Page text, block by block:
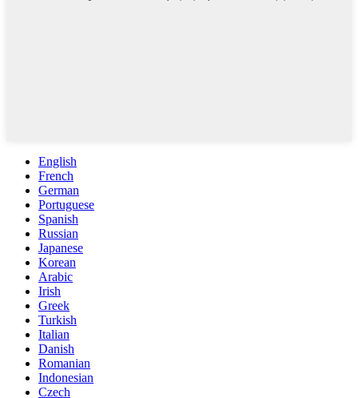
English
French
German
Portuguese
Spanish
Russian
Japanese
Korean
Arabic
Irish
Greek
Turkish
Italian
Danish
Romanian
Indonesian
Czech